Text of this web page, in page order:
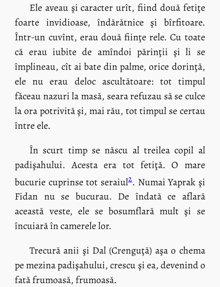
Ele aveau şi caracter urît, fiind două fetiţe
foarte invidioase, îndărătnice şi bîrfitoare.
Într-un cuvînt, erau două fiinţe rele. Cu toate
că erau iubite de amîndoi părinţii şi li se
împlineau, cît ai bate din palme, orice dorinţă,
ele nu erau deloc ascultătoare: tot timpul
făceau nazuri la masă, seara refuzau să se culce
la ora potrivită şi, mai rău, tot timpul se certau
între ele.
În scurt timp se născu al treilea copil al
padişahului. Acesta era tot fetiţă. O mare
bucurie cuprinse tot seraiul2. Numai Yaprak şi
Fidan nu se bucurau. De îndată ce aflară
această veste, ele se bosumflară mult şi se
încuiară în camerele lor.
Trecură anii şi Dal (Crenguţă) aşa o chema
pe mezina padişahului, crescu şi ea, devenind o
fată frumoasă, frumoasă.